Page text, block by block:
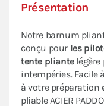
Présentation
Notre barnum pliant
conçu pour les
tente pliantelégère
intempéries. Facile
à votre préparation
pliable ACIER